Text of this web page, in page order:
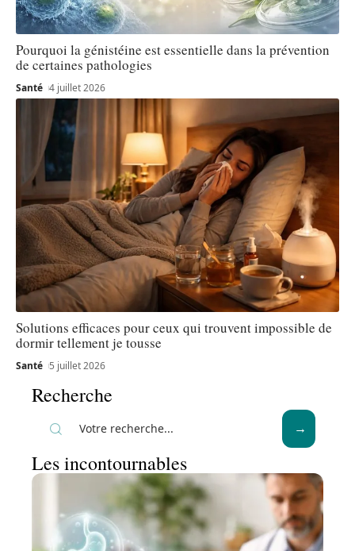
Pourquoi la génistéine est essentielle dans la prévention
de certaines pathologies
Santé 4 juillet 2026
Solutions efficaces pour ceux qui trouvent impossible de
dormir tellement je tousse
Santé 5 juillet 2026
Recherche
Les incontournables